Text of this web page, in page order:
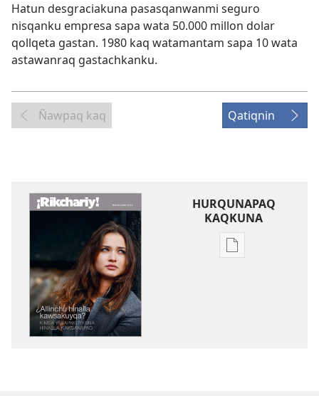
Hatun desgraciakuna pasasqanwanmi seguro
nisqanku empresa sapa wata 50.000 millon dolar
qollqeta gastan. 1980 kaq watamantam sapa 10 wata
astawanraq gastachkanku.
Ñawpaq kaq Qatiqnin
HURQUNAPAQ
KAQKUNA
Qillqakunata